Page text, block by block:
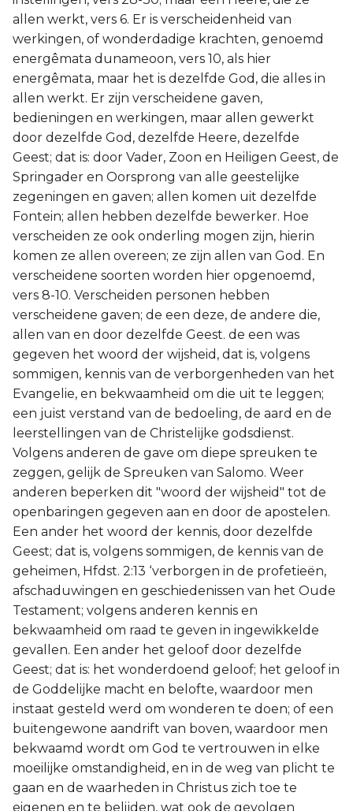
allen werkt, vers 6. Er is verscheidenheid van
werkingen, of wonderdadige krachten, genoemd
energêmata dunameoon, vers 10, als hier
energêmata, maar het is dezelfde God, die alles in
allen werkt. Er zijn verscheidene gaven,
bedieningen en werkingen, maar allen gewerkt
door dezelfde God, dezelfde Heere, dezelfde
Geest; dat is: door Vader, Zoon en Heiligen Geest, de
Springader en Oorsprong van alle geestelijke
zegeningen en gaven; allen komen uit dezelfde
Fontein; allen hebben dezelfde bewerker. Hoe
verscheiden ze ook onderling mogen zijn, hierin
komen ze allen overeen; ze zijn allen van God. En
verscheidene soorten worden hier opgenoemd,
vers 8-10. Verscheiden personen hebben
verscheidene gaven; de een deze, de andere die,
allen van en door dezelfde Geest. de een was
gegeven het woord der wijsheid, dat is, volgens
sommigen, kennis van de verborgenheden van het
Evangelie, en bekwaamheid om die uit te leggen;
een juist verstand van de bedoeling, de aard en de
leerstellingen van de Christelijke godsdienst.
Volgens anderen de gave om diepe spreuken te
zeggen, gelijk de Spreuken van Salomo. Weer
anderen beperken dit "woord der wijsheid" tot de
openbaringen gegeven aan en door de apostelen.
Een ander het woord der kennis, door dezelfde
Geest; dat is, volgens sommigen, de kennis van de
geheimen, Hfdst. 2:13 ‘verborgen in de profetieën,
afschaduwingen en geschiedenissen van het Oude
Testament; volgens anderen kennis en
bekwaamheid om raad te geven in ingewikkelde
gevallen. Een ander het geloof door dezelfde
Geest; dat is: het wonderdoend geloof; het geloof in
de Goddelijke macht en belofte, waardoor men
instaat gesteld werd om wonderen te doen; of een
buitengewone aandrift van boven, waardoor men
bekwaamd wordt om God te vertrouwen in elke
moeilijke omstandigheid, en in de weg van plicht te
gaan en de waarheden in Christus zich toe te
eigenen en te belijden, wat ook de gevolgen